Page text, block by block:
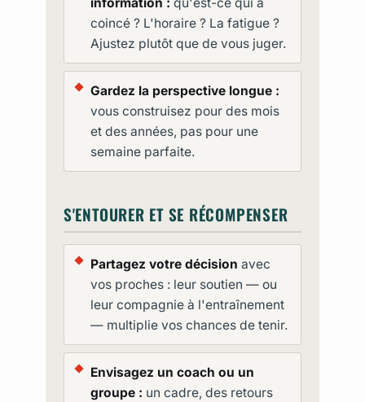
coincé ? L'horaire ? La fatigue ?
Ajustez plutôt que de vous juger.
Gardez la perspective longue :
vous construisez pour des mois
et des années, pas pour une
semaine parfaite.
S'ENTOURER ET SE RÉCOMPENSER
Partagez votre décision avec
vos proches : leur soutien — ou
leur compagnie à l'entraînement
— multiplie vos chances de tenir.
Envisagez un coach ou un
groupe : un cadre, des retours